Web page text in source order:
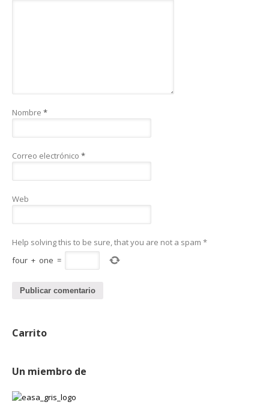
Nombre *
Correo electrónico *
Web
Help solving this to be sure, that you are not a spam *
four + one =
Carrito
Un miembro de